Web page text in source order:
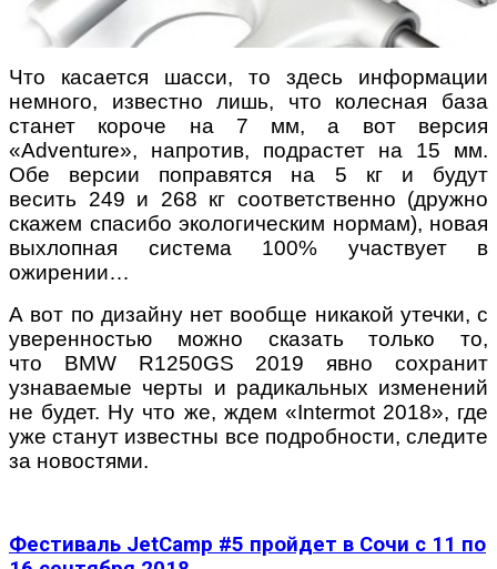
Что касается шасси, то здесь информации
немного, известно лишь, что колесная база
станет короче на 7 мм, а вот версия
«Adventure», напротив, подрастет на 15 мм.
Обе версии поправятся на 5 кг и будут
весить 249 и 268 кг соответственно (дружно
скажем спасибо экологическим нормам), новая
выхлопная система 100% участвует в
ожирении…
А вот по дизайну нет вообще никакой утечки, с
уверенностью можно сказать только то,
что BMW R1250GS 2019 явно сохранит
узнаваемые черты и радикальных изменений
не будет. Ну что же, ждем «Intermot 2018», где
уже станут известны все подробности, следите
за новостями.
Фестиваль JetCamp #5 пройдет в Сочи с 11 по